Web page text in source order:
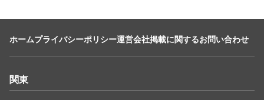
ホームプライバシーポリシー運営会社掲載に関するお問い合わせ
関東